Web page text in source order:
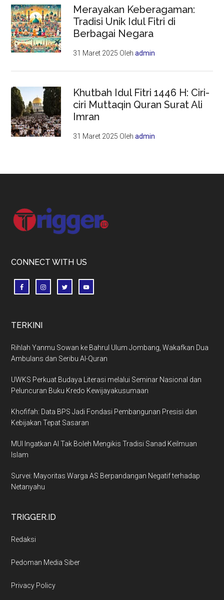
Merayakan Keberagaman:
Tradisi Unik Idul Fitri di
Berbagai Negara
31 Maret 2025 Olehadmin
Khutbah Idul Fitri 1446 H: Ciri-
ciri Muttaqin Quran Surat Ali
Imran
31 Maret 2025 Olehadmin
Footer
CONNECT WITH US
TERKINI
Rihlah Yanmu Sowan ke Bahrul Ulum Jombang, Wakafkan Dua
Ambulans dan Seribu Al-Quran
UWKS Perkuat Budaya Literasi melalui Seminar Nasional dan
Peluncuran Buku Kredo Kewijayakusumaan
Khofifah: Data BPS Jadi Fondasi Pembangunan Presisi dan
Kebijakan Tepat Sasaran
MUI Ingatkan AI Tak Boleh Mengikis Tradisi Sanad Keilmuan
Islam
Survei: Mayoritas Warga AS Berpandangan Negatif terhadap
Netanyahu
TRIGGER.ID
Redaksi
Pedoman Media Siber
Privacy Policy